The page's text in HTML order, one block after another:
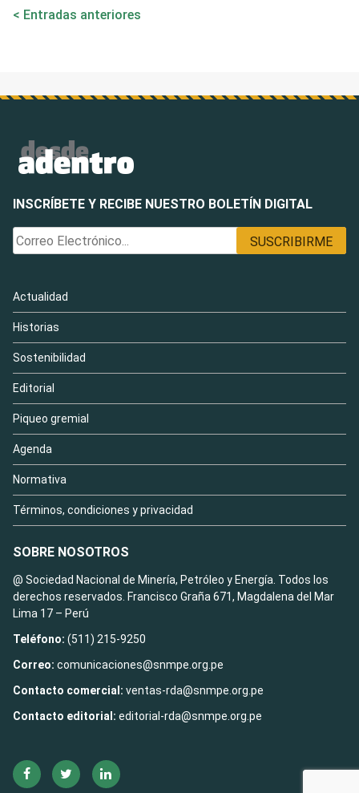
Entradas anteriores
INSCRÍBETE Y RECIBE NUESTRO BOLETÍN DIGITAL
Actualidad
Historias
Sostenibilidad
Editorial
Piqueo gremial
Agenda
Normativa
Términos, condiciones y privacidad
SOBRE NOSOTROS
@ Sociedad Nacional de Minería, Petróleo y Energía. Todos los
derechos reservados. Francisco Graña 671, Magdalena del Mar
Lima 17 – Perú
Teléfono: (511) 215-9250
Correo: comunicaciones@snmpe.org.pe
Contacto comercial: ventas-rda@snmpe.org.pe
Contacto editorial: editorial-rda@snmpe.org.pe